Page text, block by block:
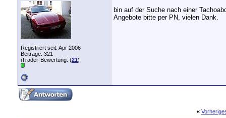
Registriert seit: Apr 2006
Beiträge: 321
iTrader-Bewertung: (21)
bin auf der Suche nach einer
Angebote bitte per PN, vielen Dank.
«